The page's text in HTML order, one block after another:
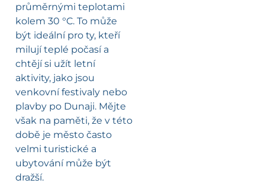
průměrnými teplotami
kolem 30 °C. To může
být ideální pro ty, kteří
milují teplé počasí a
chtějí si užít letní
aktivity, jako jsou
venkovní festivaly nebo
plavby po Dunaji. Mějte
však na paměti, že v této
době je město často
velmi turistické a
ubytování může být
dražší.